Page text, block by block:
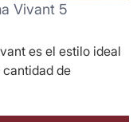
Vivant 5
es el estilo ideal
de